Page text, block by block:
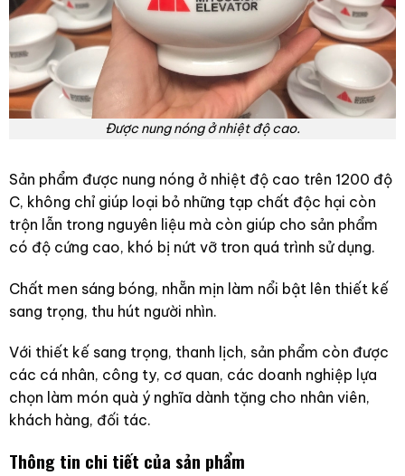
Được nung nóng ở nhiệt độ cao.
Sản phẩm được nung nóng ở nhiệt độ cao trên 1200 độ
C, không chỉ giúp loại bỏ những tạp chất độc hại còn
trộn lẫn trong nguyên liệu mà còn giúp cho sản phẩm
có độ cứng cao, khó bị nứt vỡ tron quá trình sử dụng.
Chất men sáng bóng, nhẵn mịn làm nổi bật lên thiết kế
sang trọng, thu hút người nhìn.
Với thiết kế sang trọng, thanh lịch, sản phẩm còn được
các cá nhân, công ty, cơ quan, các doanh nghiệp lựa
chọn làm món quà ý nghĩa dành tặng cho nhân viên,
khách hàng, đối tác.
Thông tin chi tiết của sản phẩm